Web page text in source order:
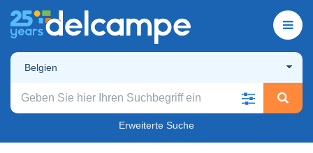
Belgien
Erweiterte Suche